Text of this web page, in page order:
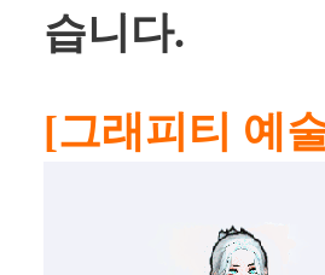
습니다.
[그래피티 예